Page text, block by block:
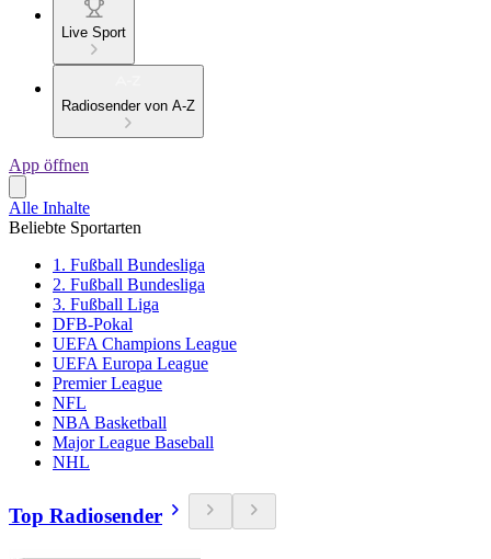
Live Sport
Radiosender von A-Z
App öffnen
Alle Inhalte
Beliebte Sportarten
1. Fußball Bundesliga
2. Fußball Bundesliga
3. Fußball Liga
DFB-Pokal
UEFA Champions League
UEFA Europa League
Premier League
NFL
NBA Basketball
Major League Baseball
NHL
Top Radiosender